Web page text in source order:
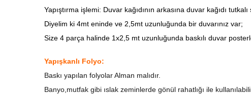
Yapıştırma işlemi: Duvar kağıdının arkasına duvar kağıdı tutkalı
Diyelim ki 4mt eninde ve 2,5mt uzunluğunda bir duvarınız var;
Size 4 parça halinde 1x2,5 mt uzunluğunda baskılı duvar
Yapışkanlı Folyo:
Baskı yapılan folyolar Alman malıdır.
Banyo,mutfak gibi ıslak zeminlerde gönül rahatlığı ile